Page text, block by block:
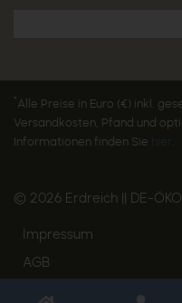
* Alle Preise in Euro (€) inkl.
Versandkosten, Pfand und
Informationen finden Sie
hier
© 2026 Erdreich || DE-
Impressum
AGB